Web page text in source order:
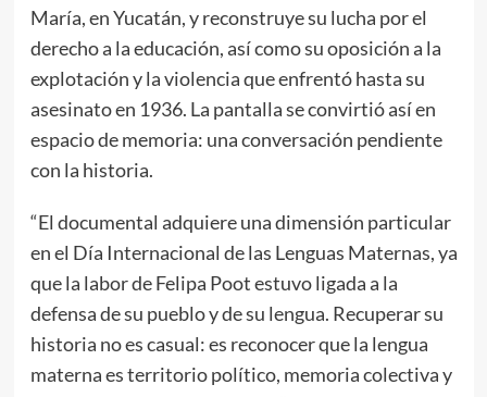
María, en Yucatán, y reconstruye su lucha por el
derecho a la educación, así como su oposición a la
explotación y la violencia que enfrentó hasta su
asesinato en 1936. La pantalla se convirtió así en
espacio de memoria: una conversación pendiente
con la historia.
“El documental adquiere una dimensión particular
en el Día Internacional de las Lenguas Maternas, ya
que la labor de Felipa Poot estuvo ligada a la
defensa de su pueblo y de su lengua. Recuperar su
historia no es casual: es reconocer que la lengua
materna es territorio político, memoria colectiva y